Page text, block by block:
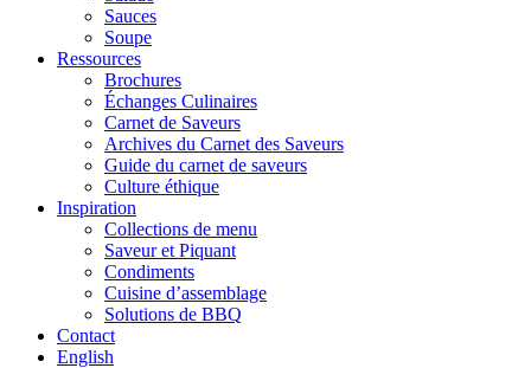
Sauces
Soupe
Ressources
Brochures
Échanges Culinaires
Carnet de Saveurs
Archives du Carnet des Saveurs
Guide du carnet de saveurs
Culture éthique
Inspiration
Collections de menu
Saveur et Piquant
Condiments
Cuisine d’assemblage
Solutions de BBQ
Contact
English